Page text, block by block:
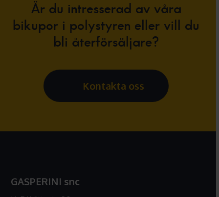
Är du intresserad av våra
bikupor i polystyren eller vill du
bli återförsäljare?
Kontakta oss
GASPERINI snc